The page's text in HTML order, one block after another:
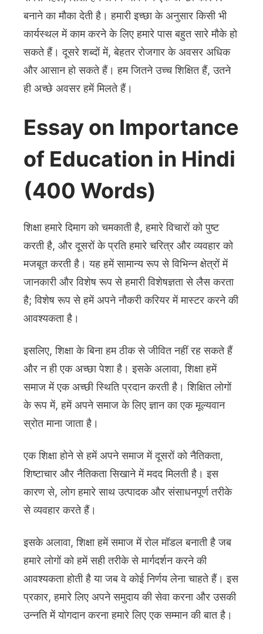
बनाने का मौका देती है। हमारी इच्छा के अनुसार किसी भी
कार्यस्थल में काम करने के लिए हमारे पास बहुत सारे मौके हो
सकते हैं। दूसरे शब्दों में, बेहतर रोजगार के अवसर अधिक
और आसान हो सकते हैं। हम जितने उच्च शिक्षित हैं, उतने
ही अच्छे अवसर हमें मिलते हैं।
Essay on Importance
of Education in Hindi
(400 Words)
शिक्षा हमारे दिमाग को चमकाती है, हमारे विचारों को पुष्ट
करती है, और दूसरों के प्रति हमारे चरित्र और व्यवहार को
मजबूत करती है। यह हमें सामान्य रूप से विभिन्न क्षेत्रों में
जानकारी और विशेष रूप से हमारी विशेषज्ञता से लैस करता
है; विशेष रूप से हमें अपने नौकरी करियर में मास्टर करने की
आवश्यकता है।
इसलिए, शिक्षा के बिना हम ठीक से जीवित नहीं रह सकते हैं
और न ही एक अच्छा पेशा है। इसके अलावा, शिक्षा हमें
समाज में एक अच्छी स्थिति प्रदान करती है। शिक्षित लोगों
के रूप में, हमें अपने समाज के लिए ज्ञान का एक मूल्यवान
स्रोत माना जाता है।
एक शिक्षा होने से हमें अपने समाज में दूसरों को नैतिकता,
शिष्टाचार और नैतिकता सिखाने में मदद मिलती है। इस
कारण से, लोग हमारे साथ उत्पादक और संसाधनपूर्ण तरीके
से व्यवहार करते हैं।
इसके अलावा, शिक्षा हमें समाज में रोल मॉडल बनाती है जब
हमारे लोगों को हमें सही तरीके से मार्गदर्शन करने की
आवश्यकता होती है या जब वे कोई निर्णय लेना चाहते हैं। इस
प्रकार, हमारे लिए अपने समुदाय की सेवा करना और उसकी
उन्नति में योगदान करना हमारे लिए एक सम्मान की बात है।